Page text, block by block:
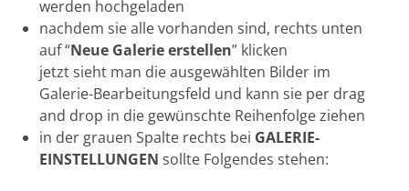
werden hochgeladen
nachdem sie alle vorhanden sind, rechts unten
auf “Neue Galerie erstellen” klicken
jetzt sieht man die ausgewählten Bilder im
Galerie-Bearbeitungsfeld und kann sie per drag
and drop in die gewünschte Reihenfolge ziehen
in der grauen Spalte rechts bei GALERIE-
EINSTELLUNGEN sollte Folgendes stehen: